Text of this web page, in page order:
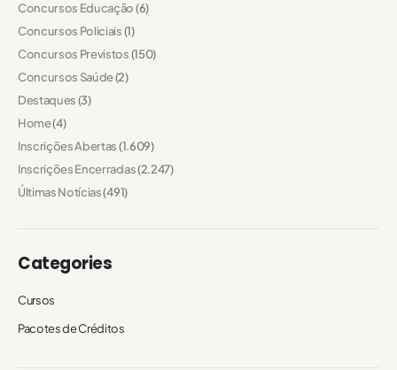
Concursos Educação(6)
Concursos Policiais(1)
Concursos Previstos(150)
Concursos Saúde(2)
Destaques(3)
Home(4)
Inscrições Abertas(1.609)
Inscrições Encerradas(2.247)
Últimas Notícias(491)
Categories
Cursos
Pacotes de Créditos